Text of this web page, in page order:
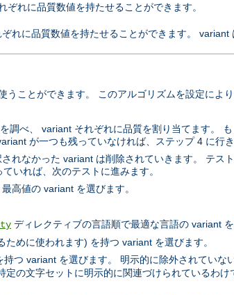
れに品質数値を持たせることができます。
れに品質数値を持たせることができます。 variant
ことができます。 このアルゴリズムを設定によ
調べ、 variant それぞれに品質を割り当てます。
が一つも残っていなければ、ステップ 4 に行き
れなかった variant は削除されていきます。 テス
いれば、次のテストに進みます。
高値の variant を選びます。
ディレクティブの言語順で最適な言語の variant を
めに使われます) を持つ variant を選びます。
つ variant を選びます。 明示的に除外されていな
定の文字セットに明示的に関連づけられているわ